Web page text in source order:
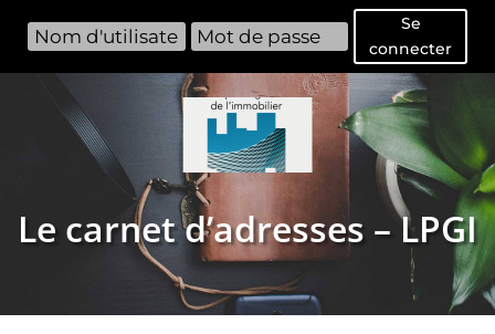
Se
connecter
Le carnet d’adresses – LPGI